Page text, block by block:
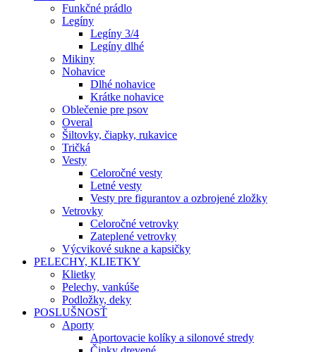
Funkčné prádlo
Legíny
Legíny 3/4
Legíny dlhé
Mikiny
Nohavice
Dlhé nohavice
Krátke nohavice
Oblečenie pre psov
Overal
Šiltovky, čiapky, rukavice
Tričká
Vesty
Celoročné vesty
Letné vesty
Vesty pre figurantov a ozbrojené zložky
Vetrovky
Celoročné vetrovky
Zateplené vetrovky
Výcvikové sukne a kapsičky
PELECHY, KLIETKY
Klietky
Pelechy, vankúše
Podložky, deky
POSLUŠNOSŤ
Aporty
Aportovacie kolíky a silonové stredy